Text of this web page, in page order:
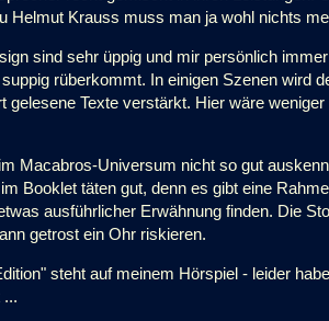
Helmut Krauss muss man ja wohl nichts
sind sehr üppig und mir persönlich
rüberkommt. In einigen Szenen wird
gelesene Texte verstärkt. Hier wäre
Macabros-Universum nicht so gut
Booklet täten gut, denn es gibt eine
ausführlicher Erwähnung finden. Die
getrost ein Ohr riskieren.
steht auf meinem Hörspiel - leider
...